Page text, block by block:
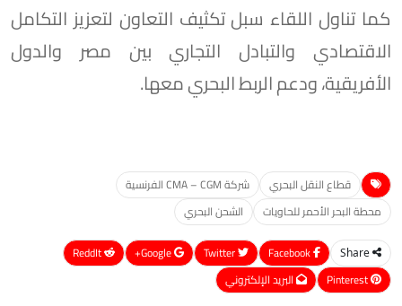
كما تناول اللقاء سبل تكثيف التعاون لتعزيز التكامل
الاقتصادي والتبادل التجاري بين مصر والدول
الأفريقية، ودعم الربط البحري معها.
قطاع النقل البحري
شركة CMA – CGM الفرنسية
محطة البحر الأحمر للحاويات
الشحن البحري
Share
Google+
ReddIt
Pinterest
البريد الإلكتروني